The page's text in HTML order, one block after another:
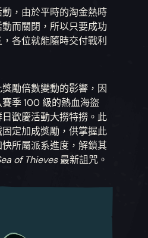
，由於平時的淘金熱時
而關閉，所以只要成功
各位就能隨時交付戰利
勵倍數變動的影響，因
季 100 級的熱血海盜
歡慶活動大撈特撈。此
定加成獎勵，供掌握此
所屬派系進度，解鎖其
of Thieves最新詛咒。